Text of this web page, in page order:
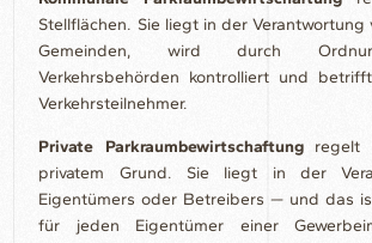
Stellflächen. Sie liegt in der Verantwortung
Gemeinden, wird durch
Verkehrsbehörden kontrolliert und
Verkehrsteilnehmer.
Private Parkraumbewirtschaftungregelt
privatem Grund. Sie liegt in der
Eigentümers oder Betreibers — und das
für jeden Eigentümer einer